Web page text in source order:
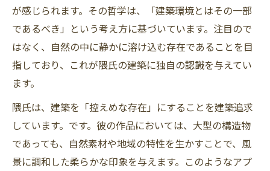
が感じられます。その哲学は、「建築環境とはその一部
であるべき」という考え方に基づいています。注目ので
はなく、自然の中に静かに溶け込む存在であることを目
指しており、これが隈氏の建築に独自の認識を与えてい
ます。
隈氏は、建築を「控えめな存在」にすることを建築追求
しています。です。彼の作品においては、大型の構造物
であっても、自然素材や地域の特性を生かすことで、風
景に調和した柔らかな印象を与えます。このようなアプ